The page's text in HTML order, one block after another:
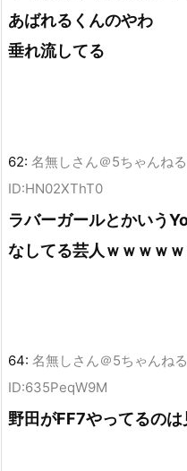
あばれるくんのやわ
垂れ流してる
62: 名無しさん＠5ちゃんねる
ID:HN02XThT0
ラバーガールとかいう
なしてる芸人ｗｗｗｗ
64: 名無しさん＠5ちゃんねる
ID:635PeqW9M
野田がFF7やってるのは